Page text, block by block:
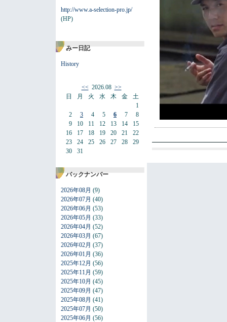
http://www.a-selection-pro.jp/
(HP)
みー日記
History
<<2026.08 >>
日
2
9
16
23
30
月
3
10
17
24
31
火
4
11
18
25
水
5
12
19
26
木
6
13
20
27
金
7
14
21
28
土
1
8
15
22
29
バックナンバー
2026年08月 (9)
2026年07月 (40)
2026年06月 (53)
2026年05月 (33)
2026年04月 (52)
2026年03月 (67)
2026年02月 (37)
2026年01月 (36)
2025年12月 (56)
2025年11月 (59)
2025年10月 (45)
2025年09月 (47)
2025年08月 (41)
2025年07月 (50)
2025年06月 (56)